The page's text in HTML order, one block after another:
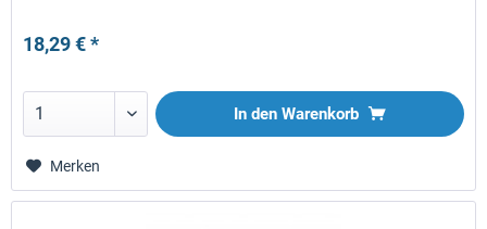
18,29 € *
In den Warenkorb
Merken